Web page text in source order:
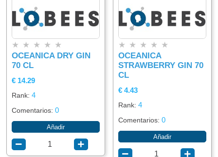
★ ★ ★ ★ ★
OCEANICA DRY GIN
70 CL
€ 14.29
Rank:4
Comentarios:0
Añadir
★ ★ ★ ★ ★
OCEANICA
STRAWBERRY GIN 70
CL
€ 4.43
Rank:4
Comentarios:0
Añadir